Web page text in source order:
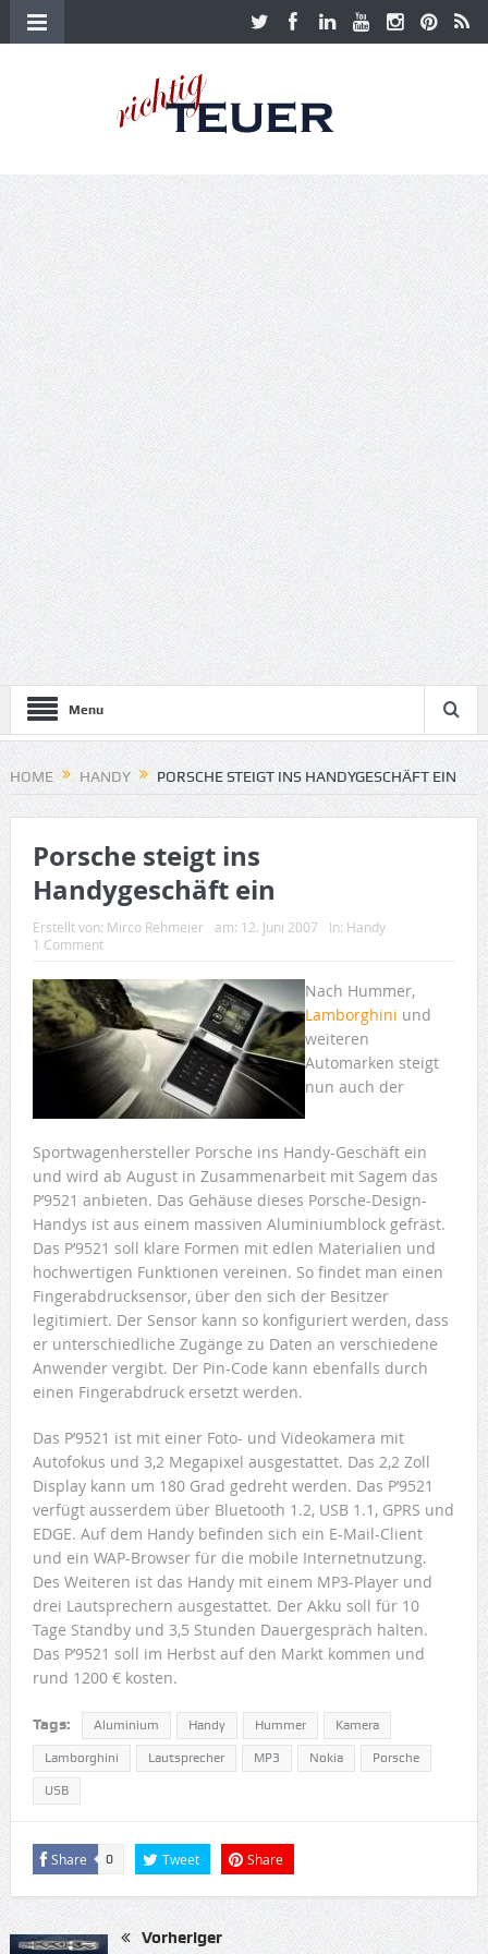
Menu
HOME HANDY PORSCHE STEIGT INS HANDYGESCHÄFT EIN
Porsche steigt ins
Handygeschäft ein
Erstellt von: Mirco Rehmeier am: 12. Juni 2007 In: Handy
1 Comment
Nach Hummer,
Lamborghini und
weiteren
Automarken steigt
nun auch der
Sportwagenhersteller Porsche ins Handy-Geschäft ein
und wird ab August in Zusammenarbeit mit Sagem das
P’9521 anbieten. Das Gehäuse dieses Porsche-Design-
Handys ist aus einem massiven Aluminiumblock gefräst.
Das P’9521 soll klare Formen mit edlen Materialien und
hochwertigen Funktionen vereinen. So findet man einen
Fingerabdrucksensor, über den sich der Besitzer
legitimiert. Der Sensor kann so konfiguriert werden, dass
er unterschiedliche Zugänge zu Daten an verschiedene
Anwender vergibt. Der Pin-Code kann ebenfalls durch
einen Fingerabdruck ersetzt werden.
Das P’9521 ist mit einer Foto- und Videokamera mit
Autofokus und 3,2 Megapixel ausgestattet. Das 2,2 Zoll
Display kann um 180 Grad gedreht werden. Das P’9521
verfügt ausserdem über Bluetooth 1.2, USB 1.1, GPRS und
EDGE. Auf dem Handy befinden sich ein E-Mail-Client
und ein WAP-Browser für die mobile Internetnutzung.
Des Weiteren ist das Handy mit einem MP3-Player und
drei Lautsprechern ausgestattet. Der Akku soll für 10
Tage Standby und 3,5 Stunden Dauergespräch halten.
Das P’9521 soll im Herbst auf den Markt kommen und
rund 1200 € kosten.
Tags: Aluminium Handy Hummer Kamera
Lamborghini Lautsprecher MP3 Nokia Porsche
USB
Share 0 Tweet Share
Vorheriger